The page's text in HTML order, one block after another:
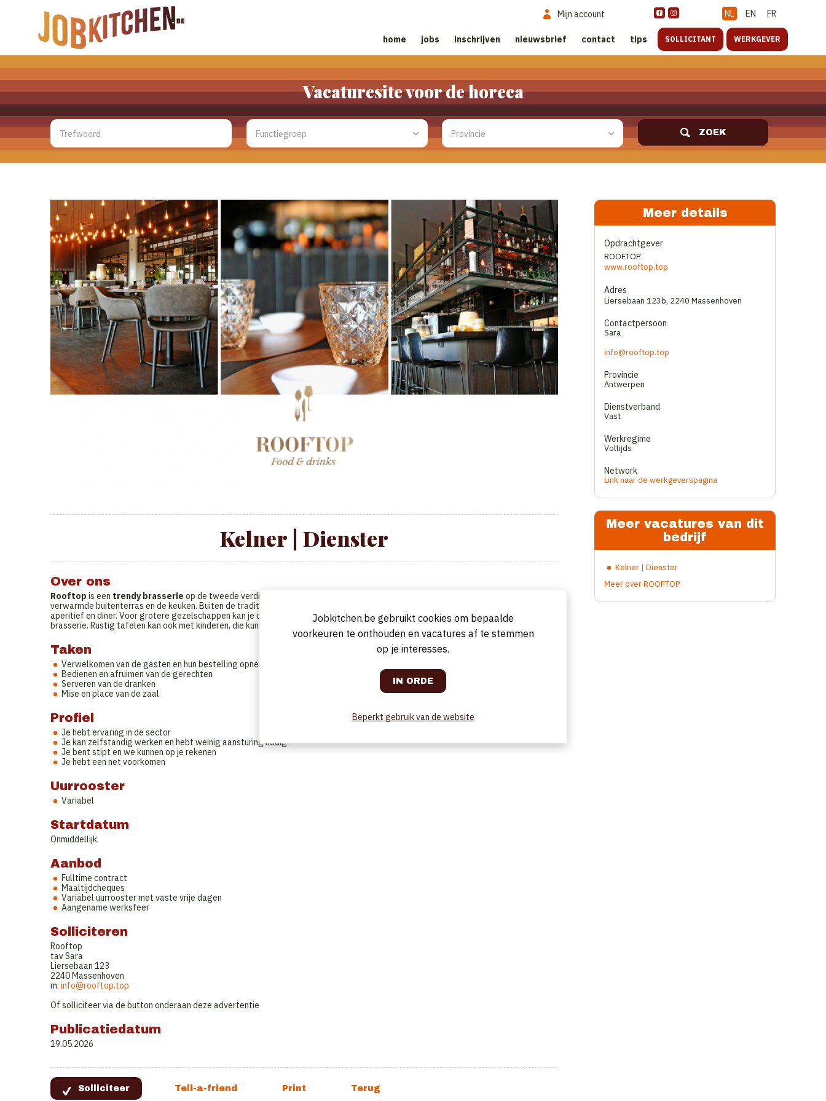
NL EN FR
Mijn account
home jobs inschrijven nieuwsbrief contact tips SOLLICITANT WERKGEVER
Vacaturesite voor de horeca
ZOEK
Kelner | Dienster
Over ons
Rooftop is een trendy brasserie op de tweede verdieping bij
verwarmde buitenterras en de keuken. Buiten de traditionele brasseriekaart kan je er ook terecht voor ontbijt, lunch, een koffietje,
aperitief en diner. Voor grotere gezelschappen kan je de low-diningruimte reserveren. Een sfeervolle plek die aansluit bij de
brasserie. Rustig tafelen kan ook met kinderen, die kunnen zich na het eten uitleven in de kidscorner.
Taken
Verwelkomen van de gasten en hun bestelling opnemen
Bedienen en afruimen van de gerechten
Serveren van de dranken
Mise en place van de zaal
Profiel
Je hebt ervaring in de sector
Je kan zelfstandig werken en hebt weinig aansturing nodig
Je bent stipt en we kunnen op je rekenen
Je hebt een net voorkomen
Uurrooster
Variabel
Startdatum
Onmiddellijk.
Aanbod
Fulltime contract
Maaltijdcheques
Variabel uurrooster met vaste vrije dagen
Aangename werksfeer
Solliciteren
Rooftop
tav Sara
Liersebaan 123
2240 Massenhoven
m: info@rooftop.top
Of solliciteer via de button onderaan deze advertentie
Publicatiedatum
19.05.2026
Meer details
Opdrachtgever
ROOFTOP
www.rooftop.top
Adres
Liersebaan 123b, 2240 Massenhoven
Contactpersoon
Sara
info@rooftop.top
Provincie
Antwerpen
Dienstverband
Vast
Werkregime
Voltijds
Network
Link naar de werkgeverspagina
Meer vacatures van dit
bedrijf
Kelner | Dienster
Meer over ROOFTOP
Jobkitchen.be gebruikt cookies om bepaalde
voorkeuren te onthouden en vacatures af te stemmen
op je interesses.
Beperkt gebruik van de website